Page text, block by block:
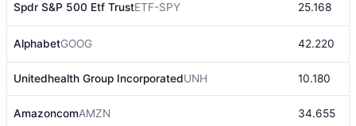
Spdr S&P 500 Etf TrustETF-SPY 25.168
AlphabetGOOG 42.220
Unitedhealth Group IncorporatedUNH 10.180
AmazoncomAMZN 34.655